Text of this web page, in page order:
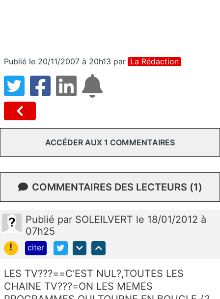
Publié le 20/11/2007 à 20h13 par La Rédaction
ACCÉDER AUX 1 COMMENTAIRES
COMMENTAIRES DES LECTEURS (1)
Publié par SOLEILVERT le 18/01/2012 à
07h25
!
citer
LES TV???==C'EST NUL?,TOUTES LES
CHAINE TV???=ON LES MEMES